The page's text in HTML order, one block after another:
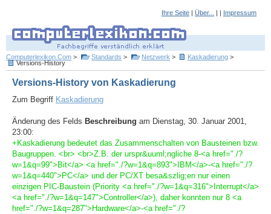
Ihre Seite | Über... | | Impressum
Computerlexikon.Com > Standards > Netzwerk > Kaskadierung >
Versions-History
Versions-History von Kaskadierung
Zum Begriff Kaskadierung
Änderung des Felds Beschreibung am Dienstag, 30. Januar 2001,
23:00:
+Kaskadierung bedeutet das Zusammenschalten von Bausteinen bzw.
Baugruppen. <br> <br>Z.B. der urspr&uuml;ngliche 8-<a href="./?
w=1&q=99">Bit</a> <a href="./?w=1&q=893">IBM</a>-<a href="./?
w=1&q=440">PC</a> und der PC/XT besa&szlig;en nur einen
einzigen PIC-Baustein (Priority <a href="./?w=1&q=316">Interrupt</a>
<a href="./?w=1&q=147">Controller</a>), daher konnten nur 8 <a
href="./?w=1&q=287">Hardware</a>-<a href="./?